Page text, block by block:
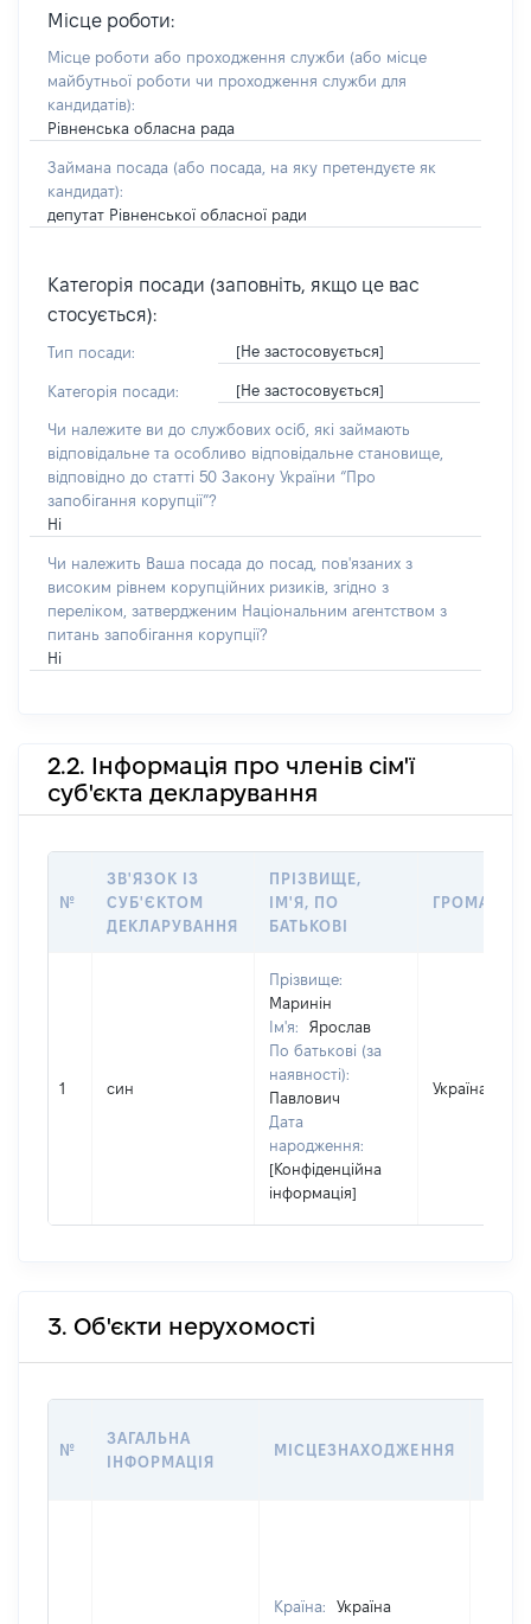
Місце роботи:
Місце роботи або проходження служби (або місце
майбутньої роботи чи проходження служби для
кандидатів):
Рівненська обласна рада
Займана посада (або посада, на яку претендуєте як
кандидат):
депутат Рівненської обласної ради
Категорія посади (заповніть, якщо це вас
стосується):
Тип посади: [Не застосовується]
Категорія посади: [Не застосовується]
Чи належите ви до службових осіб, які займають
відповідальне та особливо відповідальне становище,
відповідно до статті 50 Закону України “Про
запобігання корупції”?
Ні
Чи належить Ваша посада до посад, пов'язаних з
високим рівнем корупційних ризиків, згідно з
переліком, затвердженим Національним агентством з
питань запобігання корупції?
Ні
2.2. Інформація про членів сім'ї
суб'єкта декларування
№
ЗВ'ЯЗОК ІЗ
СУБ'ЄКТОМ
ДЕКЛАРУВАННЯ
ПРІЗВИЩЕ,
ІМ'Я, ПО
БАТЬКОВІ
1 син
Прізвище:
Маринін
Ім'я:
Ярослав
По батькові (за
наявності):
Павлович
Дата
народження:
[Конфіденційна
інформація]
Україна
3. Об'єкти нерухомості
№
ЗАГАЛЬНА
ІНФОРМАЦІЯ
МІСЦЕЗНАХОДЖЕННЯ
Країна:
Україна